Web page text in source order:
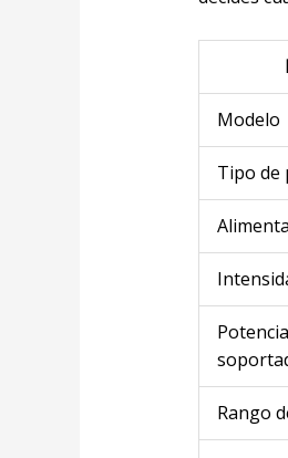
Modelo
Tipo de
Rango